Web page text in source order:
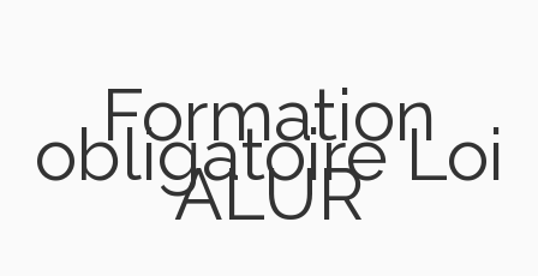
Formation
obligatoire Loi
ALUR